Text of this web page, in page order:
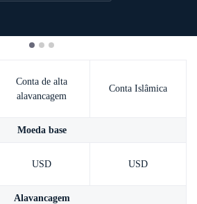
Conta de alta
alavancagem
Conta Islâmica
Moeda base
USD USD
Alavancagem